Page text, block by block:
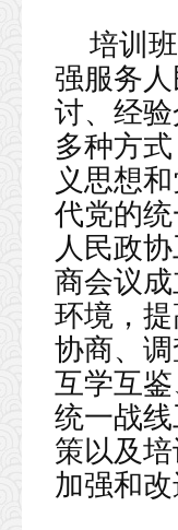
培训
强服务
讨、经
多种方
义思想
代党的
人民政
商会议
环境，
协商、
互学互
统一战
策以及
加强和